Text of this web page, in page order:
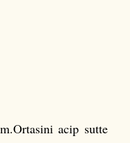
acip sutte